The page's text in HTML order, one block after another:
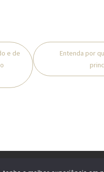
e de
Entenda por